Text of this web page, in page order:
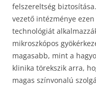
felszereltség
vezető intézménye
technológiát
mikroszkópos
magasabb, mint a
klinika törekszik arra,
magas színvonalú